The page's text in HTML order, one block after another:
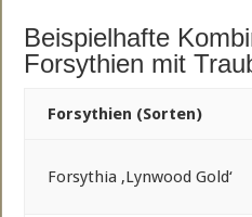
Beispielhafte
Forsythien mit
Forsythien (Sorten)
Forsythia ‚Lynwood Gold‘